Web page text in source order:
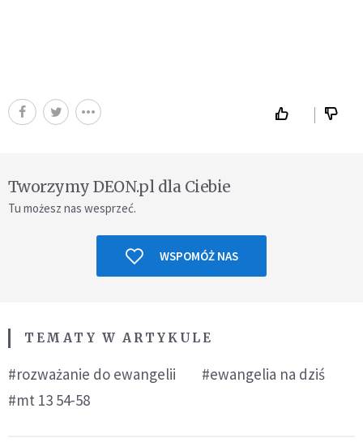
Tworzymy DEON.pl dla Ciebie
Tu możesz nas wesprzeć.
WSPOMÓŻ NAS
TEMATY W ARTYKULE
#rozważanie do ewangelii
#ewangelia na dziś
#mt 13 54-58